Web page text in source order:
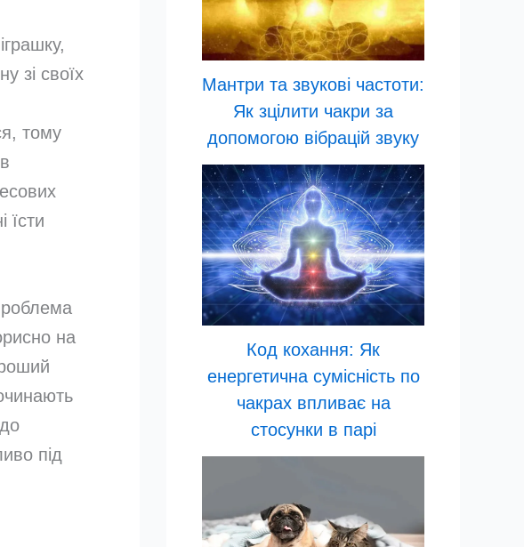
зі своїх
тому
їсти
на
під
Мантри та звукові частоти:
Як зцілити чакри за
допомогою вібрацій звуку
Код кохання: Як
енергетична сумісність по
чакрах впливає на
стосунки в парі